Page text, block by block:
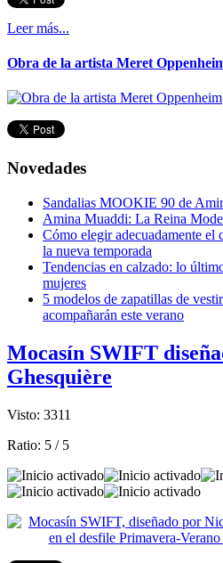
Leer más...
Obra de la artista Meret
Novedades
Sandalias MOOKIE 90 de
Amina Muaddi: La Reina
Cómo elegir adecuadamente el
la nueva temporada
Tendencias en calzado: lo
mujeres
5 modelos de zapatillas de
acompañarán este verano
Mocasín SWIFT
Ghesquière
Visto: 3311
Ratio: 5 / 5